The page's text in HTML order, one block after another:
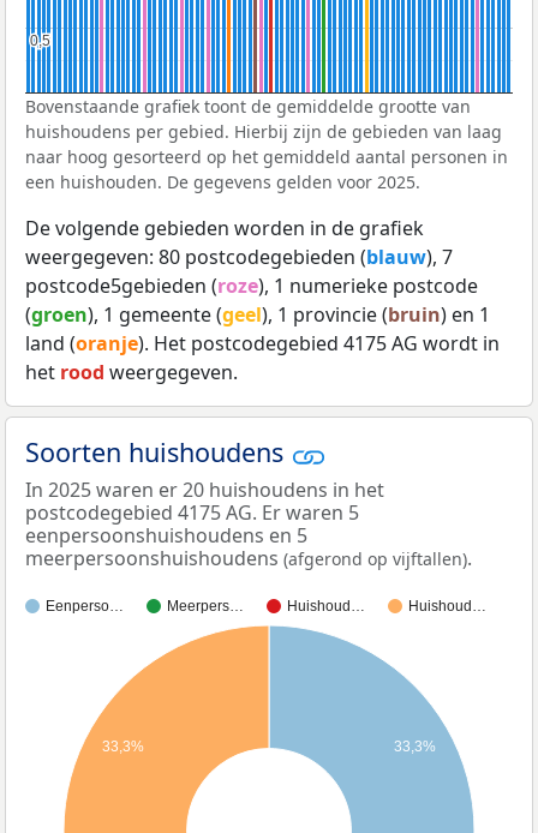
0,5
0,5
Bovenstaande grafiek toont de gemiddelde grootte van
huishoudens per gebied. Hierbij zijn de gebieden van laag
naar hoog gesorteerd op het gemiddeld aantal personen in
een huishouden. De gegevens gelden voor 2025.
De volgende gebieden worden in de grafiek
weergegeven: 80 postcodegebieden (blauw), 7
postcode5gebieden (roze), 1 numerieke postcode
(groen), 1 gemeente (geel), 1 provincie (bruin) en 1
land (oranje). Het postcodegebied 4175 AG wordt in
het rood weergegeven.
Soorten huishoudens
In 2025 waren er 20 huishoudens in het
postcodegebied 4175 AG. Er waren 5
eenpersoonshuishoudens en 5
meerpersoonshuishoudens (afgerond op vijftallen).
Eenperso… Meerpers… Huishoud… Huishoud…
33,3%
33,3%